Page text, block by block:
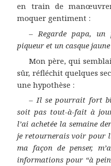
en train de
moquer gentiment :
–Regarde papa,
piqueur et un casque
Mon père, qui
sûr, réfléchit quelques
une hypothèse :
–Il se pourrait fort
soit pas tout-à-fait à
l’ai achetée la semaine
je retournerais voir pour
ma façon de penser,
informations pour “à